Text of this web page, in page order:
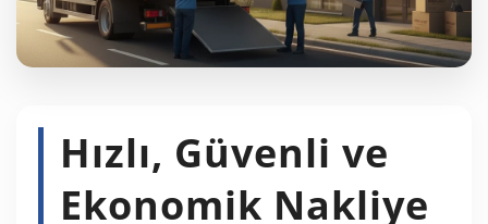
Hızlı, Güvenli ve
Ekonomik Nakliye